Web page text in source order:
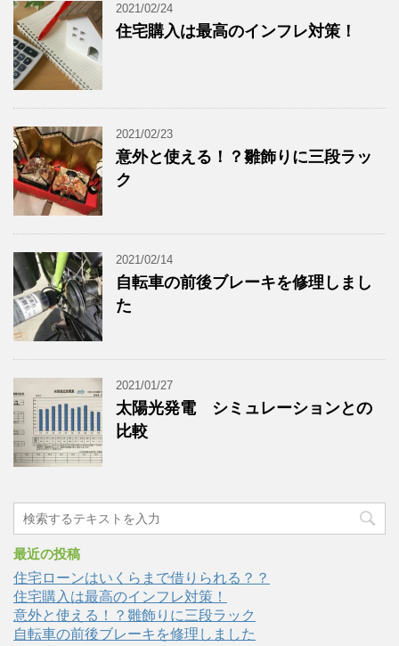
2021/02/24
住宅購入は最高のインフレ対策！
2021/02/23
意外と使える！？雛飾りに三段ラッ
ク
2021/02/14
自転車の前後ブレーキを修理しまし
た
2021/01/27
太陽光発電 シミュレーションとの
比較
最近の投稿
住宅ローンはいくらまで借りられる？？
住宅購入は最高のインフレ対策！
意外と使える！？雛飾りに三段ラック
自転車の前後ブレーキを修理しました